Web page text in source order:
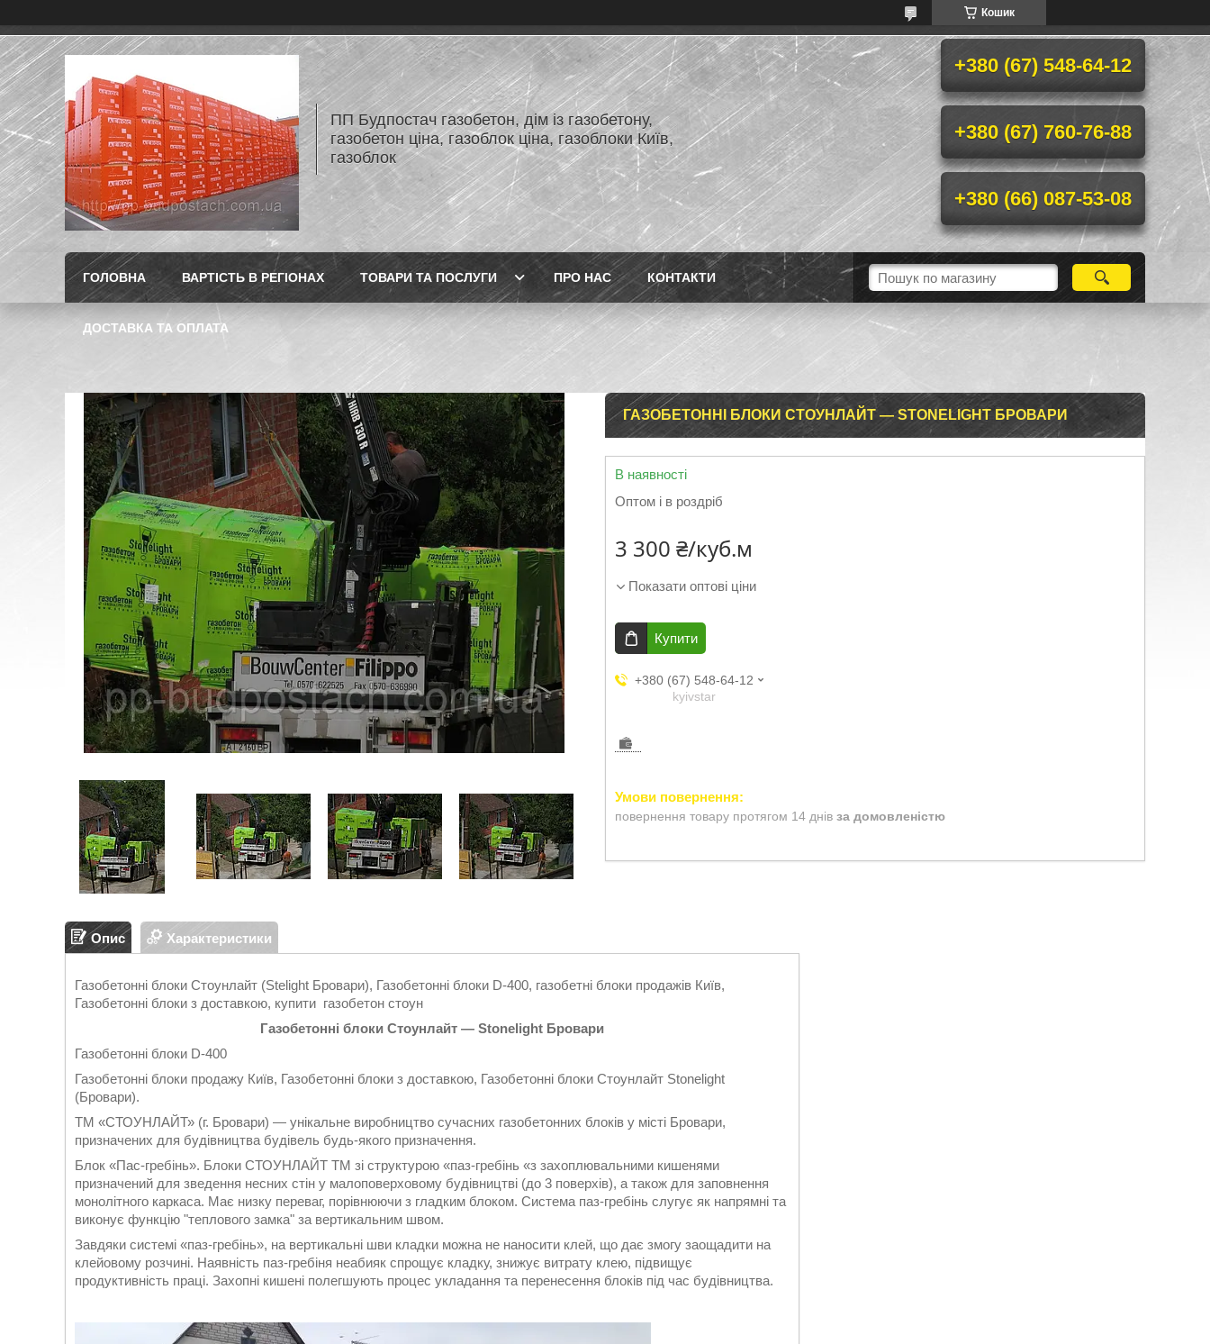
Кошик
ПП Будпостач газобетон, дім із газобетону,
газобетон ціна, газоблок ціна, газоблоки Київ,
газоблок
+380 (67) 548-64-12
+380 (67) 760-76-88
+380 (66) 087-53-08
ГОЛОВНА ВАРТІСТЬ В РЕГІОНАХ ТОВАРИ ТА ПОСЛУГИ ПРО НАС КОНТАКТИ
ДОСТАВКА ТА ОПЛАТА
ГАЗОБЕТОННІ БЛОКИ СТОУНЛАЙТ — STONELIGHT БРОВАРИ
В наявності
Оптом і в роздріб
3 300 ₴/куб.м
Показати оптові ціни
Купити
+380 (67) 548-64-12
kyivstar
повернення товару протягом 14 днів за домовленістю
Опис Характеристики
Газобетонні блоки Стоунлайт (Stelight Бровари), Газобетонні блоки D-400, газобетні блоки продажів Київ,
Газобетонні блоки з доставкою, купити газобетон стоун
Газобетонні блоки Стоунлайт — Stonelight Бровари
Газобетонні блоки D-400
Газобетонні блоки продажу Київ, Газобетонні блоки з доставкою, Газобетонні блоки Стоунлайт Stonelight
(Бровари).
ТМ «СТОУНЛАЙТ» (г. Бровари) — унікальне виробництво сучасних газобетонних блоків у місті Бровари,
призначених для будівництва будівель будь-якого призначення.
Блок «Пас-гребінь». Блоки СТОУНЛАЙТ ТM зі структурою «паз-гребінь «з захоплювальними кишенями
призначений для зведення несних стін у малоповерховому будівництві (до 3 поверхів), а також для заповнення
монолітного каркаса. Має низку переваг, порівнюючи з гладким блоком. Система паз-гребінь слугує як напрямні та
виконує функцію "теплового замка" за вертикальним швом.
Завдяки системі «паз-гребінь», на вертикальні шви кладки можна не наносити клей, що дає змогу заощадити на
клейовому розчині. Наявність паз-гребіня неабияк спрощує кладку, знижує витрату клею, підвищує
продуктивність праці. Захопні кишені полегшують процес укладання та перенесення блоків під час будівництва.